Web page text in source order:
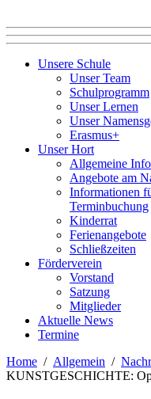
Unsere Schule
Unser Team
Schulprogramm
Unser Lernen
Unser
Erasmus+
Unser Hort
Allgemeine
Angebote am
Informationen
Terminbuchung
Kinderrat
Ferienangebote
Schließzeiten
Förderverein
Vorstand
Satzung
Mitglieder
Aktuelle News
Termine
Home
Allgemein
KUNSTGESCHICHTE: